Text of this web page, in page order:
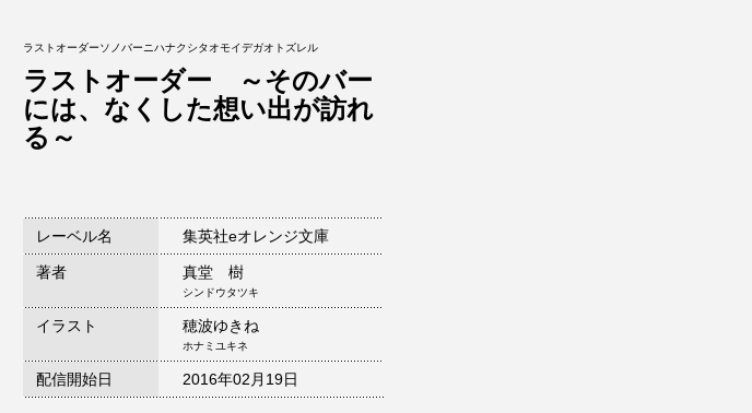
ラストオーダーソノバーニハナクシタオモイデガオトズレル
ラストオーダー ～そのバー
には、なくした想い出が訪れ
る～
レーベル名 集英社eオレンジ文庫
著者 真堂 樹
シンドウタツキ
イラスト 穂波ゆきね
ホナミユキネ
配信開始日 2016年02月19日